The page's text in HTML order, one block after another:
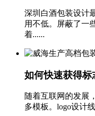
深圳白酒包装设计
用不低。屏蔽了一
着......
如何快速获得标
随着互联网的发展
多模板。logo设计